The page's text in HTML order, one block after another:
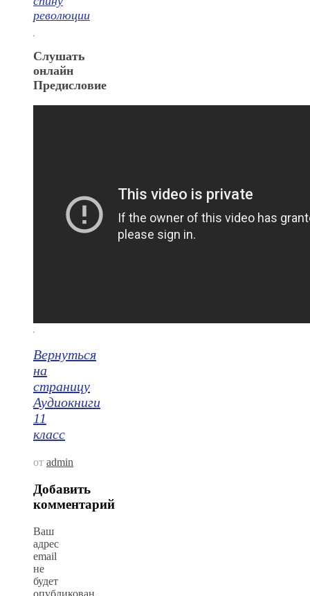
революции
Слушать
онлайн
Предисловие
Вернуться
на
страницу
Аудиокниги
11
класс
от admin
Добавить
комментарий
Ваш
адрес
email
не
будет
опубликован.